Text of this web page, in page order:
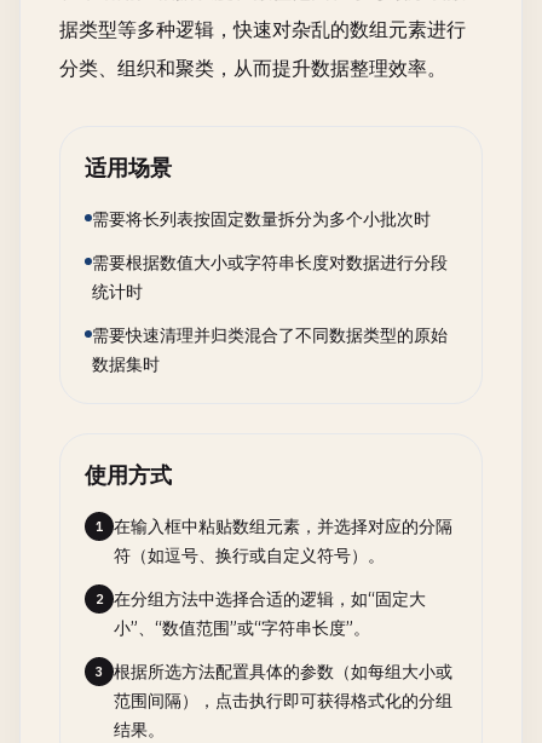
据类型等多种逻辑，快速对杂乱的数组元素进行
分类、组织和聚类，从而提升数据整理效率。
适用场景
需要将长列表按固定数量拆分为多个小批次时
需要根据数值大小或字符串长度对数据进行分段
统计时
需要快速清理并归类混合了不同数据类型的原始
数据集时
使用方式
1
在输入框中粘贴数组元素，并选择对应的分隔
符（如逗号、换行或自定义符号）。
2
在分组方法中选择合适的逻辑，如“固定大
小”、“数值范围”或“字符串长度”。
3
根据所选方法配置具体的参数（如每组大小或
范围间隔），点击执行即可获得格式化的分组
结果。